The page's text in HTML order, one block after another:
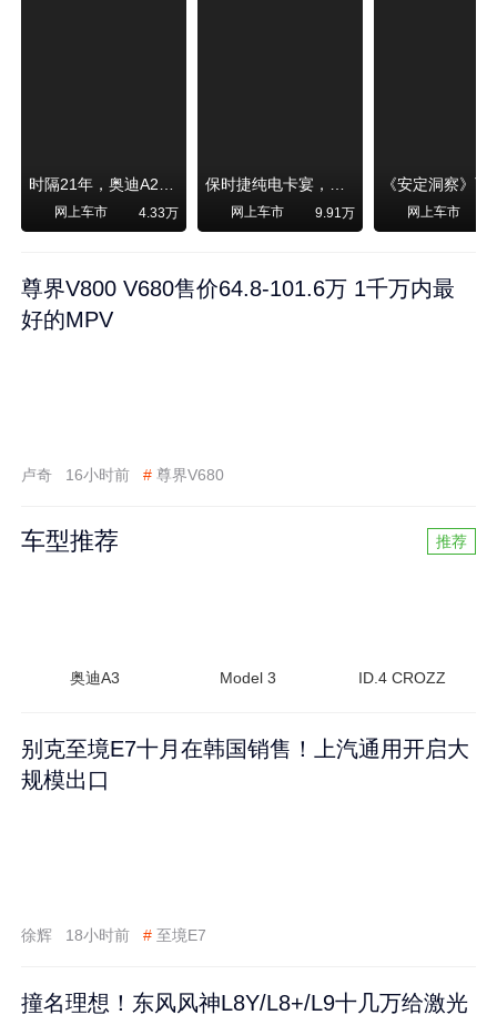
时隔21年，奥迪A2强势归来！
网上车市 4.33万
保时捷纯电卡宴，跑赛道！比超级跑车性能还强，动力、刹车竟然没有热衰减
网上车市 9.91万 网上车市
尊界V800 V680售价64.8-101.6万 1千万内最
好的MPV
卢奇 16小时前 # 尊界V680
车型推荐 推荐
奥迪A3 Model 3 ID.4 CROZZ
别克至境E7十月在韩国销售！上汽通用开启大
规模出口
徐辉 18小时前 # 至境E7
撞名理想！东风风神L8Y/L8+/L9十几万给激光